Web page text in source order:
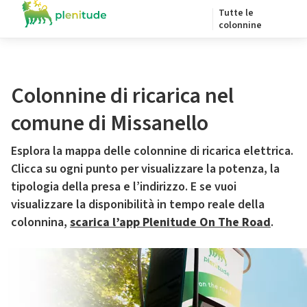
Tutte le
colonnine
Colonnine di ricarica nel
comune di Missanello
Esplora la mappa delle colonnine di ricarica elettrica.
Clicca su ogni punto per visualizzare la potenza, la
tipologia della presa e l’indirizzo. E se vuoi
visualizzare la disponibilità in tempo reale della
colonnina, scarica l’app Plenitude On The Road.